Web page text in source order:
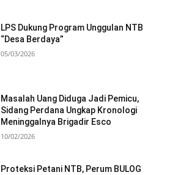
LPS Dukung Program Unggulan NTB
“Desa Berdaya”
05/03/2026
Masalah Uang Diduga Jadi Pemicu,
Sidang Perdana Ungkap Kronologi
Meninggalnya Brigadir Esco
10/02/2026
Proteksi Petani NTB, Perum BULOG